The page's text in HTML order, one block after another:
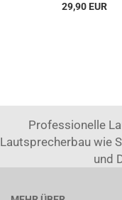
29,90 EUR
Professionelle
Lautsprecherbau wie
und